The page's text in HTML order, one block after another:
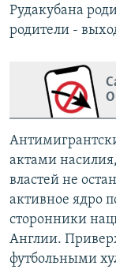
Рудакубана
родители -
актами
властей не
активное ядро
сторонники
Англии.
футбольными